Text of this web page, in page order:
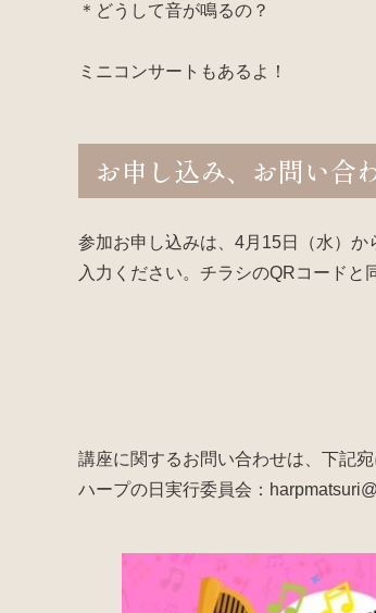
＊どうして音が鳴るの？
ミニコンサートもあるよ！
お申し込み、お問い合
参加お申し込みは、4月15日（水）
入力ください。チラシのQRコードと
講座に関するお問い合わせは、下記
ハープの日実行委員会：